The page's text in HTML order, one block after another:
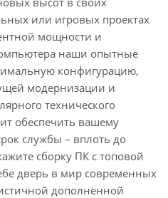
или игровых проектах
мощности и
наши опытные
конфигурацию,
модернизации и
технического
обеспечить вашему
службы – вплоть до
сборку ПК с топовой
дверь в мир современных
дополненной